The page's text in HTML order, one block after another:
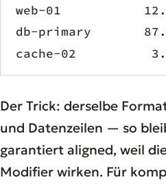
web-01
db-primary
cache-02
Der Trick: derselbe
und Datenzeilen — so
garantiert aligned, weil
Modifier wirken. Für